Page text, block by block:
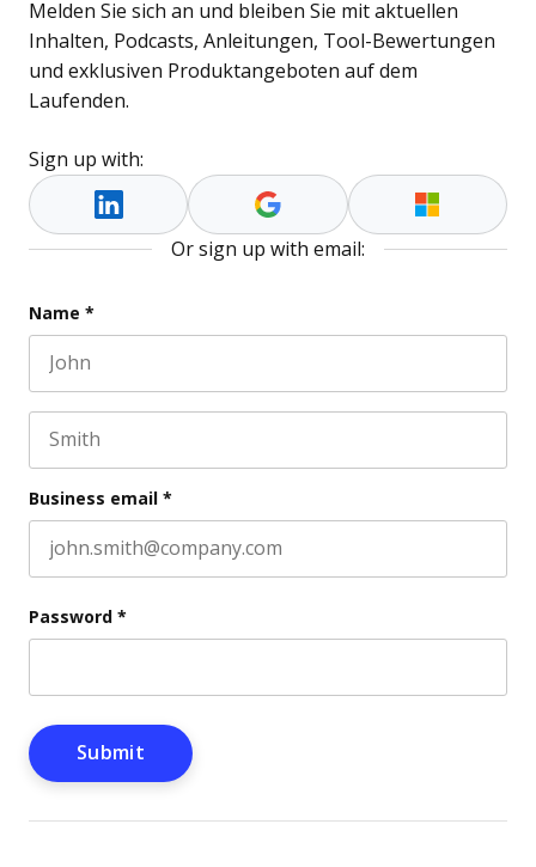
Melden Sie sich an und bleiben Sie mit aktuellen
Inhalten, Podcasts, Anleitungen, Tool-Bewertungen
und exklusiven Produktangeboten auf dem
Laufenden.
Sign up with:
Or sign up with email:
Company
This field is for validation purposes and should be
Name *
Business email *
Password *